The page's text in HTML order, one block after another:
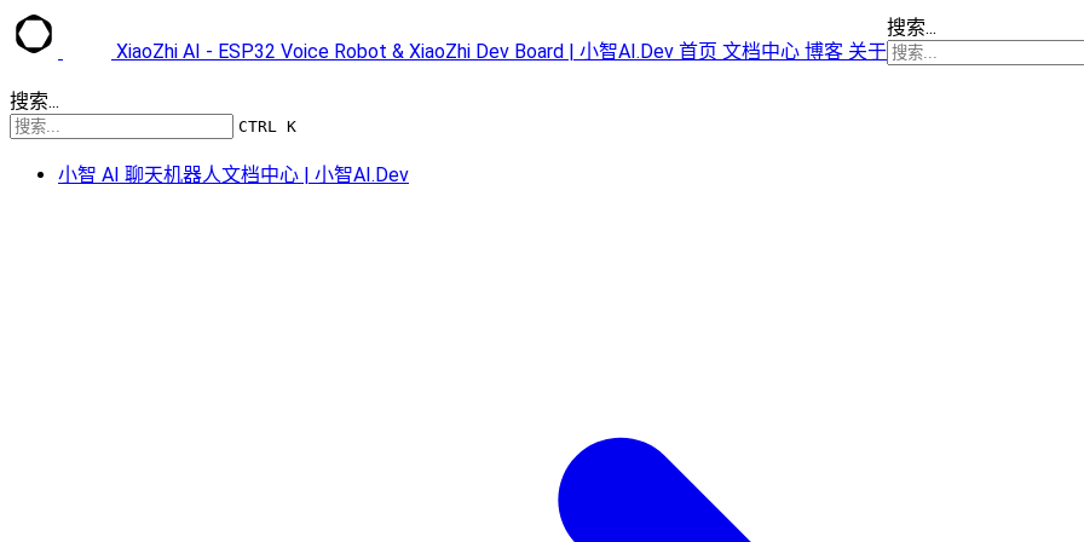
XiaoZhi AI - ESP32 Voice Robot & XiaoZhi Dev Board | 小智AI.Dev 首页 文档中心 博客 关于
搜索...
搜索...
CTRL K
小智 AI 聊天机器人文档中心 | 小智AI.Dev